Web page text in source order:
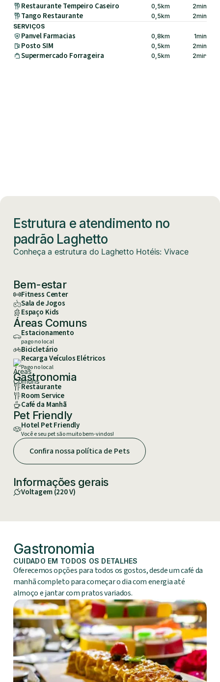
Restaurante Tempeiro Caseiro 0,5km 2min
Tango Restaurante 0,5km 2min
SERVIÇOS
Panvel Farmacias 0,8km 1min
Posto SIM 0,5km 2min
Supermercado Forrageira 0,5km 2min
Estrutura e atendimento no
padrão Laghetto
Conheça a estrutura do Laghetto Hotéis: Vivace
Bem-estar
Fitness Center
Sala de Jogos
Espaço Kids
Áreas Comuns
Estacionamento
pago no local
Bicicletário
Recarga Veículos Elétricos
Pago no local
Gastronomia
Restaurante
Room Service
Café da Manhã
Pet Friendly
Hotel Pet Friendly
Você e seu pet são muito bem-vindos!
Confira nossa política de Pets
Informações gerais
Voltagem(220 V)
Gastronomia
CUIDADO EM TODOS OS DETALHES
Oferecemos opções para todos os gostos, desde um café da
manhã completo para começar o dia com energia até
almoço e jantar com pratos variados.